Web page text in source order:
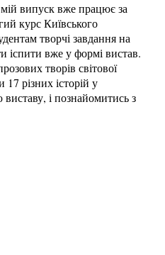
мій випуск вже працює за
курс Київського
творчі завдання на
іспити вже у формі вистав.
творів світової
різних історій у
і познайомитись з